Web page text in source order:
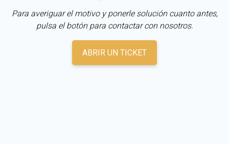
Para averiguar el motivo y ponerle solución cuanto antes,
pulsa el botón para contactar con nosotros.
ABRIR UN TICKET